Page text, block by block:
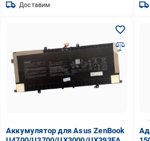
Доставим
Аккумулятор для Asus ZenBook